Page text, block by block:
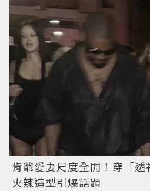
肯爺愛妻尺度全開！穿「
火辣造型引爆話題